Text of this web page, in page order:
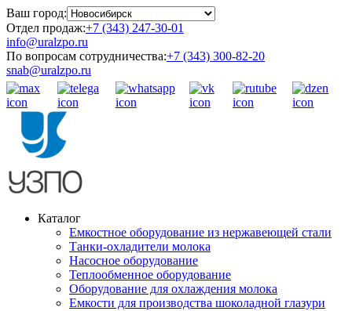
Ваш город:
Отдел продаж:+7 (343) 247-30-01
info@uralzpo.ru
По вопросам сотрудничества:+7 (343) 300-82-20
snab@uralzpo.ru
Каталог
Емкостное оборудование из нержавеющей стали
Танки-охладители молока
Насосное оборудование
Теплообменное оборудование
Оборудование для охлаждения молока
Емкости для производства шоколадной глазури